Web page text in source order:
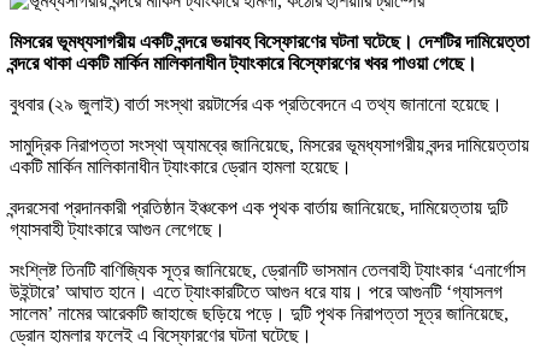
মিসরের ভূমধ্যসাগরীয় একটি বন্দরে ভয়াবহ বিস্ফোরণের ঘটনা ঘটেছে। দেশটির দামিয়েত্তা
বন্দরে থাকা একটি মার্কিন মালিকানাধীন ট্যাংকারে বিস্ফোরণের খবর পাওয়া গেছে।
বুধবার (২৯ জুলাই) বার্তা সংস্থা রয়টার্সের এক প্রতিবেদনে এ তথ্য জানানো হয়েছে।
সামুদ্রিক নিরাপত্তা সংস্থা অ্যামব্রে জানিয়েছে, মিসরের ভূমধ্যসাগরীয় বন্দর দামিয়েত্তায়
একটি মার্কিন মালিকানাধীন ট্যাংকারে ড্রোন হামলা হয়েছে।
বন্দরসেবা প্রদানকারী প্রতিষ্ঠান ইঞ্চকেপ এক পৃথক বার্তায় জানিয়েছে, দামিয়েত্তায় দুটি
গ্যাসবাহী ট্যাংকারে আগুন লেগেছে।
সংশ্লিষ্ট তিনটি বাণিজ্যিক সূত্র জানিয়েছে, ড্রোনটি ভাসমান তেলবাহী ট্যাংকার ‘এনার্গোস
উইন্টারে’ আঘাত হানে। এতে ট্যাংকারটিতে আগুন ধরে যায়। পরে আগুনটি ‘গ্যাসলগ
সালেম’ নামের আরেকটি জাহাজে ছড়িয়ে পড়ে। দুটি পৃথক নিরাপত্তা সূত্র জানিয়েছে,
ড্রোন হামলার ফলেই এ বিস্ফোরণের ঘটনা ঘটেছে।